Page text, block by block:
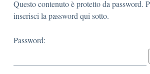
Questo contenuto è protetto da password.
inserisci la password qui sotto.
Password: